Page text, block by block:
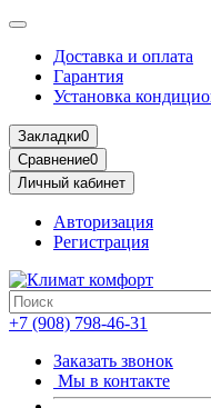
Доставка и оплата
Гарантия
Установка
Закладки0
Сравнение0
Личный кабинет
Авторизация
Регистрация
+7 (908) 798-46-31
Заказать звонок
Мы в контакте